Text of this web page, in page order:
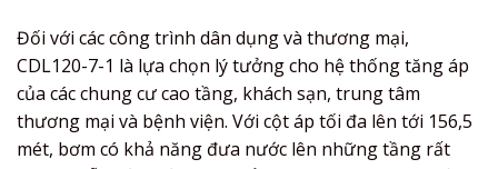
Đối với các công trình dân dụng và thương mại,
CDL120-7-1 là lựa chọn lý tưởng cho hệ thống tăng áp
của các chung cư cao tầng, khách sạn, trung tâm
thương mại và bệnh viện. Với cột áp tối đa lên tới 156,5
mét, bơm có khả năng đưa nước lên những tầng rất